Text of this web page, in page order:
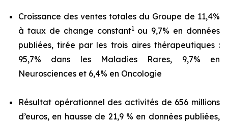
Croissance des ventes totales du Groupe de 11,4%
à taux de change constant1ou 9,7% en données
publiées, tirée par les trois aires thérapeutiques :
95,7% dans les Maladies Rares, 9,7% en
Neurosciences et 6,4% en Oncologie
Résultat opérationnel des activités de 656 millions
d’euros, en hausse de 21,9 % en données publiées,